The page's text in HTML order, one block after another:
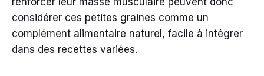
considérer ces petites graines comme un
complément alimentaire naturel, facile à intégrer
dans des recettes variées.